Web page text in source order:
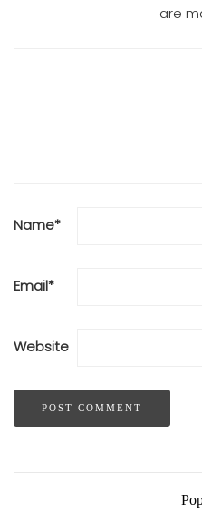
are
Name*
Email*
Website